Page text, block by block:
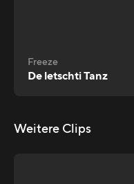
Freeze
De letschti Tanz
Weitere Clips